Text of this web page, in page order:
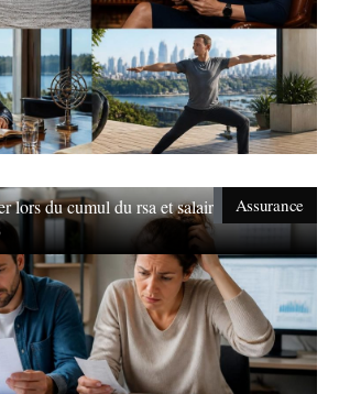
Assurance
lors du cumul du rsa et salaire